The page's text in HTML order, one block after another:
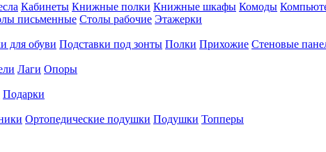
Кабинеты Книжные полки Книжные шкафы Комоды
письменные Столы рабочие Этажерки
для обуви Подставки под зонты Полки Прихожие Стеновые
Лаги Опоры
Подарки
Ортопедические подушки Подушки Топперы